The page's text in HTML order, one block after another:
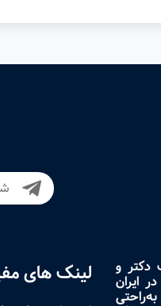
دکتر و
ایران لینک های